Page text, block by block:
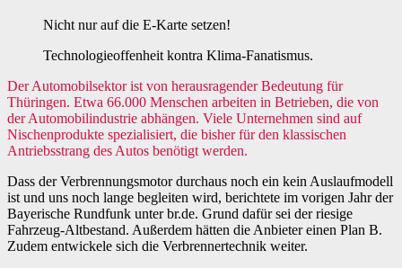
Nicht nur auf die E-Karte setzen!
Technologieoffenheit kontra Klima-Fanatismus.
Der Automobilsektor ist von herausragender Bedeutung für
Thüringen. Etwa 66.000 Menschen arbeiten in Betrieben, die von
der Automobilindustrie abhängen. Viele Unternehmen sind auf
Nischenprodukte spezialisiert, die bisher für den klassischen
Antriebsstrang des Autos benötigt werden.
Dass der Verbrennungsmotor durchaus noch ein kein Auslaufmodell
ist und uns noch lange begleiten wird, berichtete im vorigen Jahr der
Bayerische Rundfunk unter br.de. Grund dafür sei der riesige
Fahrzeug-Altbestand. Außerdem hätten die Anbieter einen Plan B.
Zudem entwickele sich die Verbrennertechnik weiter.